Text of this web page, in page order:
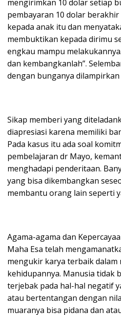
mengirimkan 10 dolar setiap
pembayaran 10 dolar
kepada anak itu dan
membuktikan kepada dirimu
engkau mampu
dan kembangkanlah”.
dengan bunganya
Sikap memberi yang
diapresiasi karena memiliki
Pada kasus itu ada soal
pembelajaran dr Mayo,
menghadapi penderitaan.
yang bisa dikembangkan
membantu orang lain seperti
Agama-agama dan
Maha Esa telah
mengukir karya terbaik dalam
kehidupannya. Manusia tidak
terjebak pada hal-hal negatif
atau bertentangan dengan
muaranya bisa pidana dan